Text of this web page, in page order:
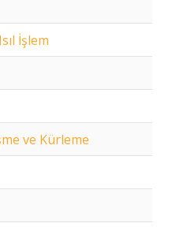
İşlem
ve Kürleme